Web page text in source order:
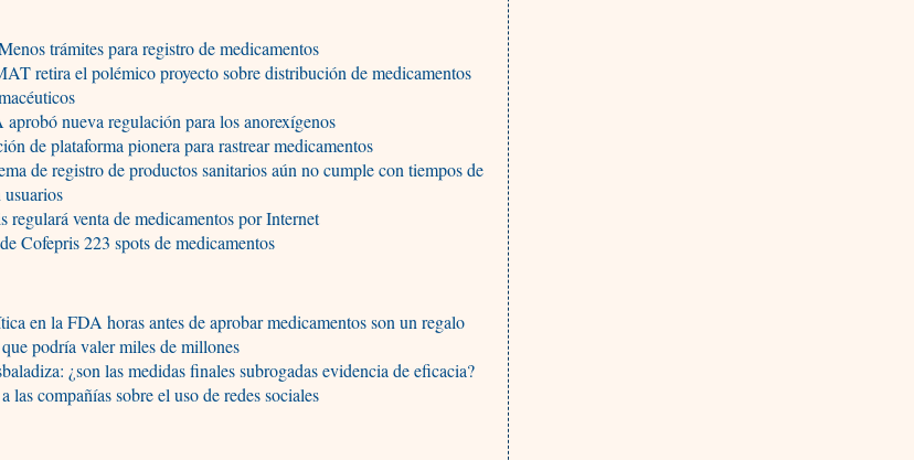
trámites para registro de medicamentos
retira el polémico proyecto sobre distribución de medicamentos
nueva regulación para los anorexígenos
de plataforma pionera para rastrear medicamentos
de registro de productos sanitarios aún no cumple con tiempos de
usuarios
regulará venta de medicamentos por Internet
Cofepris 223 spots de medicamentos
en la FDA horas antes de aprobar medicamentos son un regalo
podría valer miles de millones
¿son las medidas finales subrogadas evidencia de eficacia?
las compañías sobre el uso de redes sociales